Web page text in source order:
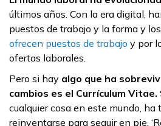
últimos años. Con la era digital,
puestos de trabajo y la forma y
ofrecen puestos de trabajo y por
ofertas laborales.
Pero si hay algo que ha
cambios es el Currículum Vitae.
cualquier cosa en este mundo, ha
reinventarse para seguir en pie.